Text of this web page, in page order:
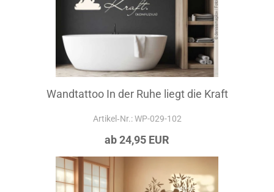
Wandtattoo In der Ruhe liegt die Kraft
Artikel‑Nr.: WP-029-102
ab 24,95 EUR